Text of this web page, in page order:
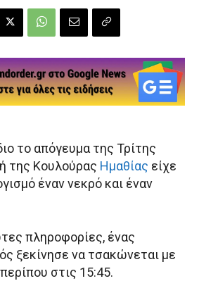
το απόγευμα της Τρίτης
της Κουλούρας Ημαθίας είχε
έναν νεκρό και έναν
πληροφορίες, ένας
ξεκίνησε να τσακώνεται με
στις 15:45.